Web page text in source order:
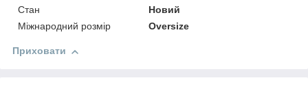
Стан
Новий
Міжнародний розмір
Oversize
Приховати